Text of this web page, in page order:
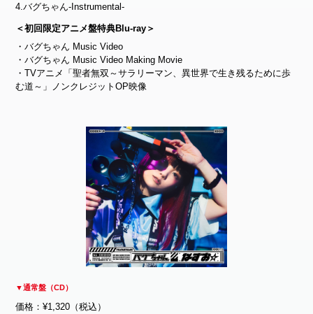
4.バグちゃん-Instrumental-
＜初回限定アニメ盤特典Blu-ray＞
・バグちゃん Music Video
・バグちゃん Music Video Making Movie
・TVアニメ「聖者無双～サラリーマン、異世界で生き残るために歩
む道～」ノンクレジットOP映像
▼通常盤（CD）
価格：¥1,320（税込）